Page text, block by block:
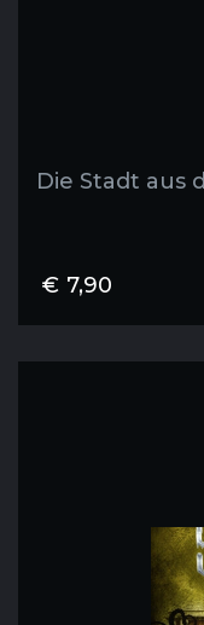
Die Stadt aus
€ 7,90